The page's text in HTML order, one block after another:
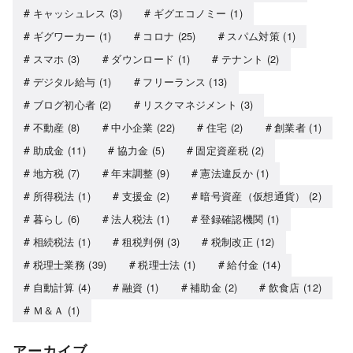
キャッシュレス (3) ギグエコノミー (1)
ギグワーカー (1) コロナ (25) スパム対策(1)
スマホ (3) ダウンロード (1) テナント (2)
デジタル給与 (1) フリーランス (13)
ブログ初心者 (2) リスクマネジメント (3)
不動産 (8) 中小企業 (22) 住宅 (2) 創業者 (1)
助成金 (11) 協力金 (5) 固定資産税(2)
地方税 (7) 年末調整 (9) 憲法違反か(1)
所得税法 (1) 支援金 (2) 暗号資産（仮想通貨）
(2)
暮らし (6) 法人税法 (1) 登録確認機関 (1)
相続税法 (1) 租税判例 (3) 税制改正 (12)
税理士業務 (39) 税理士法 (1) 給付金 (14)
自動計算 (4) 融資 (1) 補助金 (2) 飲食店 (12)
Ｍ＆Ａ (1)